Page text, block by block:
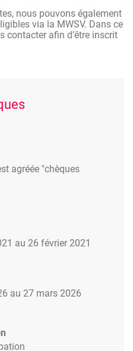
nous pouvons également
via la MWSV. Dans ce
contacter afin d’être inscrit
agréée "chèques
au 26 février 2021
au 27 mars 2026